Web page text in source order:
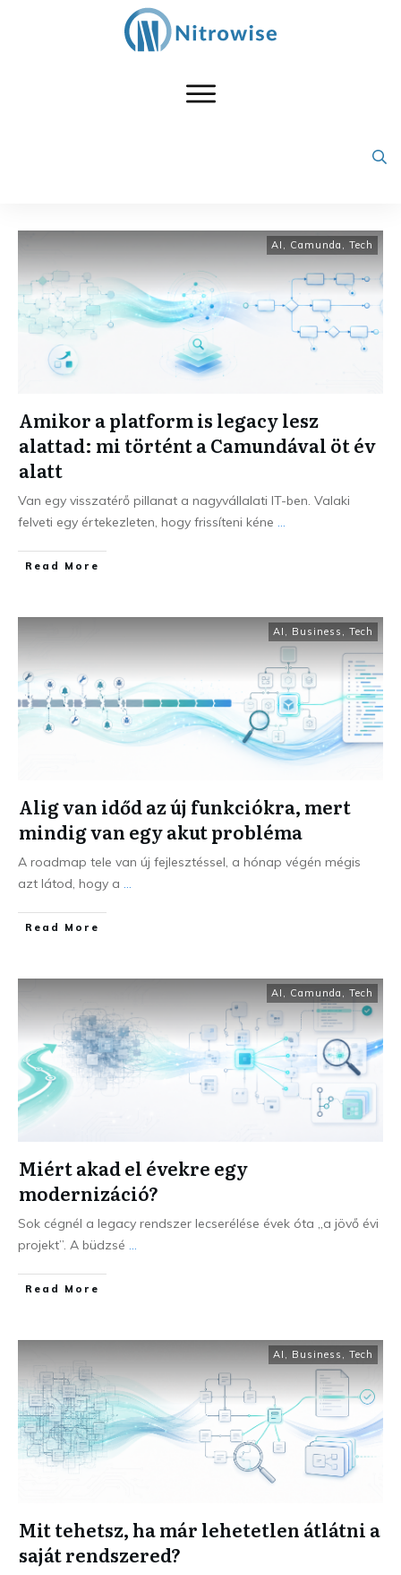
AI Camunda Tech
Amikor a platform is legacy lesz
alattad: mi történt a Camundával öt év
alatt
Van egy visszatérő pillanat a nagyvállalati IT-ben. Valaki
felveti egy értekezleten, hogy frissíteni kéne ...
Read More
AI Business Tech
Alig van időd az új funkciókra, mert
mindig van egy akut probléma
A roadmap tele van új fejlesztéssel, a hónap végén mégis
azt látod, hogy a ...
Read More
AI Camunda Tech
Miért akad el évekre egy
modernizáció?
Sok cégnél a legacy rendszer lecserélése évek óta „a jövő évi
projekt”. A büdzsé ...
Read More
AI Business Tech
Mit tehetsz, ha már lehetetlen átlátni a
saját rendszered?